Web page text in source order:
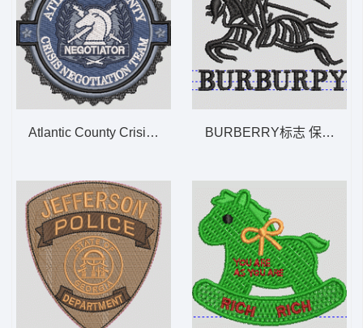
Atlantic County Crisis Negotiation TeamBURBERRY标志 保罗 polo